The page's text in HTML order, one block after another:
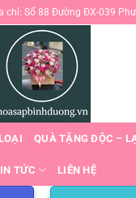
chỉ: Số 88 Đường ĐX-039
QUÀ TẶNG ĐỘC –
TỨC LIÊN HỆ